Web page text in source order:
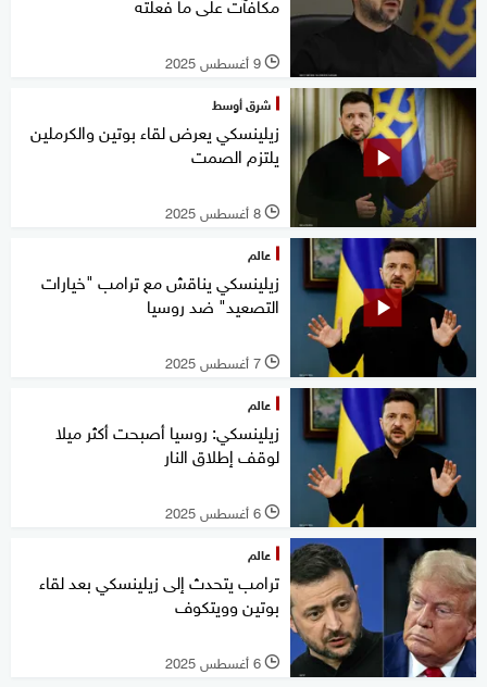
l 9 أغسطس 2025
شرق أوسط
زيلينسكي يعرض لقاء بوتين والكرملين
يلتزم الصمت
l 8 أغسطس 2025
عالم
زيلينسكي يناقش مع ترامب "خيارات
التصعيد" ضد روسيا
l 7 أغسطس 2025
عالم
زيلينسكي: روسيا أصبحت أكثر ميلا
لوقف إطلاق النار
l 6 أغسطس 2025
عالم
ترامب يتحدث إلى زيلينسكي بعد لقاء
بوتين وويتكوف
l 6 أغسطس 2025